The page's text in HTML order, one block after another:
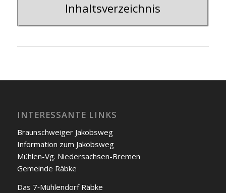
Inhalts­ver­zeich­nis
INTERESSANTE LINKS
Braunschweiger Jakobs­weg
Infor­ma­ti­on zum Jakobs­weg
Müh­len-Vg. Nie­der­sach­sen-Bre­men
Gemein­de Räb­ke
Das 7‑Mühlendorf Räb­ke